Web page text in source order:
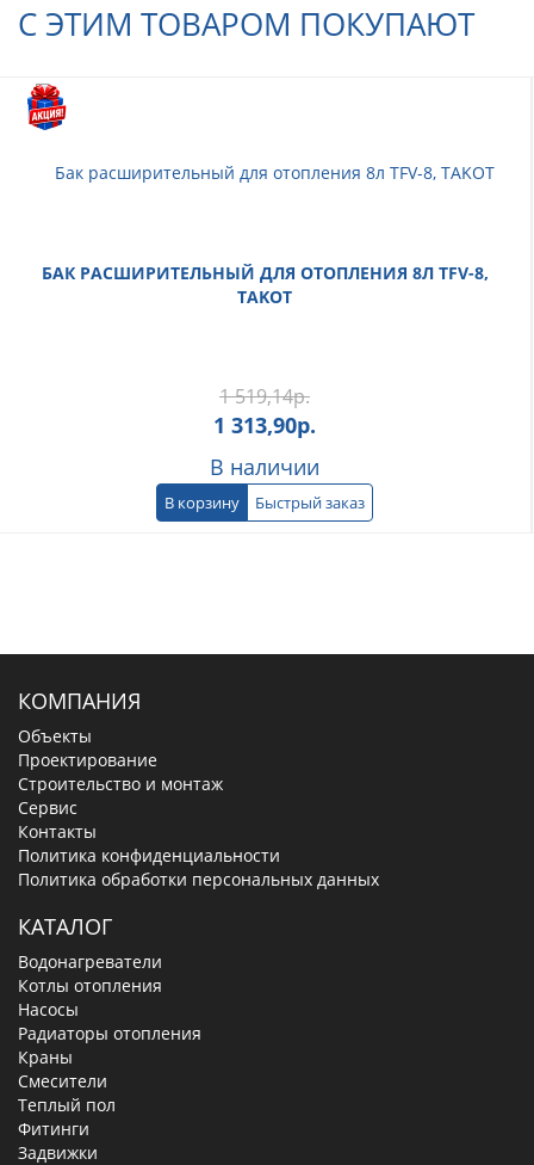
С ЭТИМ ТОВАРОМ ПОКУПАЮТ
БАК РАСШИРИТЕЛЬНЫЙ ДЛЯ ОТОПЛЕНИЯ 8Л TFV-8,
TAKOT
1 519,14р.
1 313,90р.
В наличии
В корзину Быстрый заказ
КОМПАНИЯ
Объекты
Проектирование
Строительство и монтаж
Сервис
Контакты
Политика конфиденциальности
Политика обработки персональных данных
КАТАЛОГ
Водонагреватели
Котлы отопления
Насосы
Радиаторы отопления
Краны
Смесители
Теплый пол
Фитинги
Задвижки